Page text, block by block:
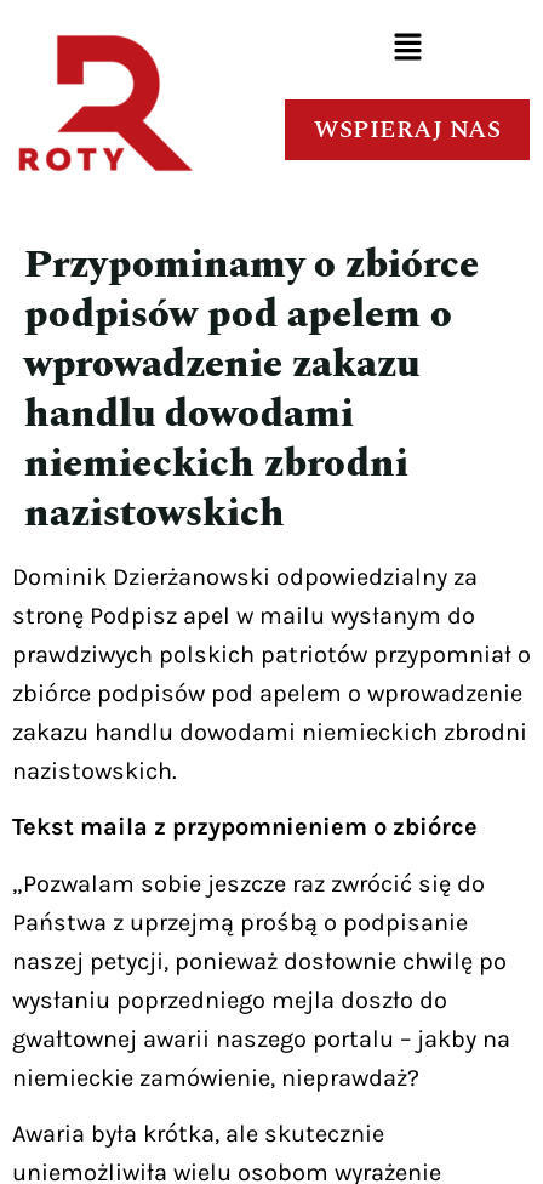
WSPIERAJ NAS
Przypominamy o zbiórce
podpisów pod apelem o
wprowadzenie zakazu
handlu dowodami
niemieckich zbrodni
nazistowskich
Dominik Dzierżanowski odpowiedzialny za
stronę Podpisz apel w mailu wysłanym do
prawdziwych polskich patriotów przypomniał o
zbiórce podpisów pod apelem o wprowadzenie
zakazu handlu dowodami niemieckich zbrodni
nazistowskich.
Tekst maila z przypomnieniem o zbiórce
„Pozwalam sobie jeszcze raz zwrócić się do
Państwa z uprzejmą prośbą o podpisanie
naszej petycji, ponieważ dosłownie chwilę po
wysłaniu poprzedniego mejla doszło do
gwałtownej awarii naszego portalu – jakby na
niemieckie zamówienie, nieprawdaż?
Awaria była krótka, ale skutecznie
uniemożliwiła wielu osobom wyrażenie